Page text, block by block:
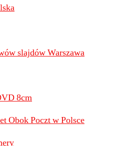
slajdów Warszawa
8cm
Obok Poczt w Polsce